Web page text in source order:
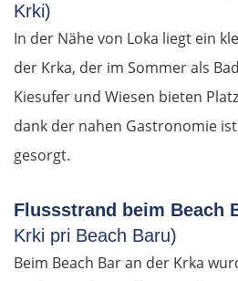
Krki)
In der Nähe von Loka liegt ein
der Krka, der im Sommer als
Kiesufer und Wiesen bieten
dank der nahen Gastronomie
gesorgt.
Flussstrand beim Beach
Krki pri Beach Baru)
Beim Beach Bar an der Krka
Lettland
Salacgrīva
Jelgava
Bauska